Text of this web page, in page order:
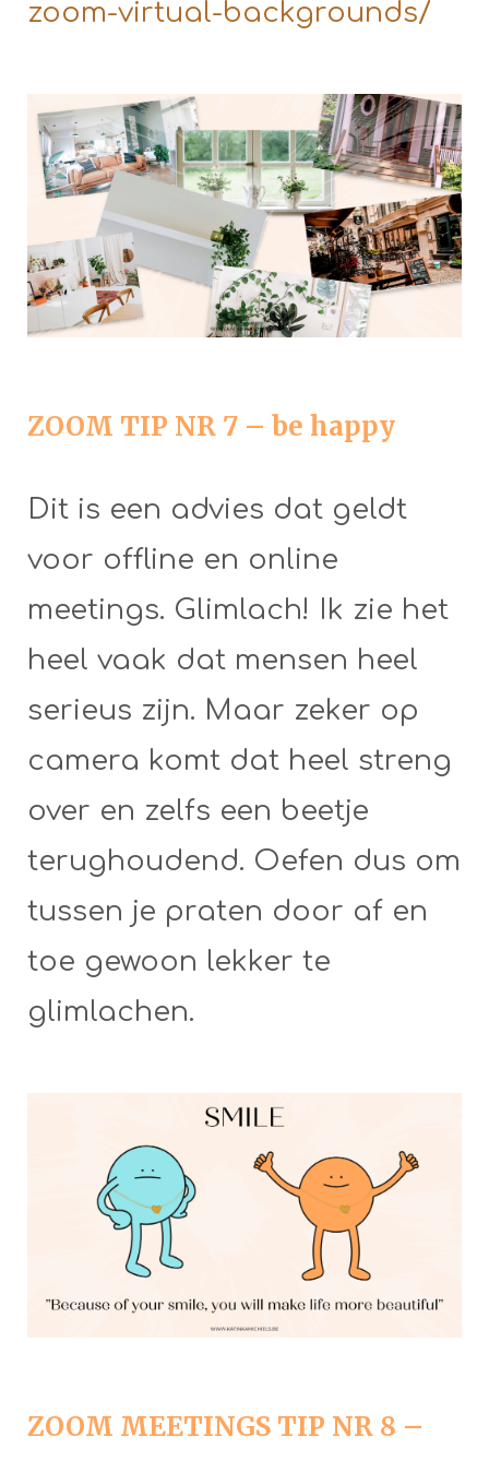
zoom-virtual-backgrounds/
ZOOM TIP NR 7 – be happy
Dit is een advies dat geldt
voor offline en online
meetings. Glimlach! Ik zie het
heel vaak dat mensen heel
serieus zijn. Maar zeker op
camera komt dat heel streng
over en zelfs een beetje
terughoudend. Oefen dus om
tussen je praten door af en
toe gewoon lekker te
glimlachen.
ZOOM MEETINGS TIP NR 8 –